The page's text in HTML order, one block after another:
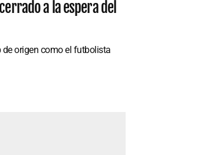
a la espera del
origen como el futbolista